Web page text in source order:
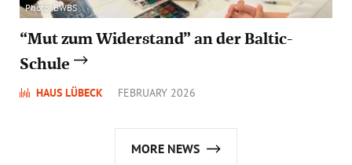
Photo: BWBS
“Mut zum Widerstand” an der Baltic-
Schule
HAUS LÜBECK FEBRUARY 2026
MORE NEWS